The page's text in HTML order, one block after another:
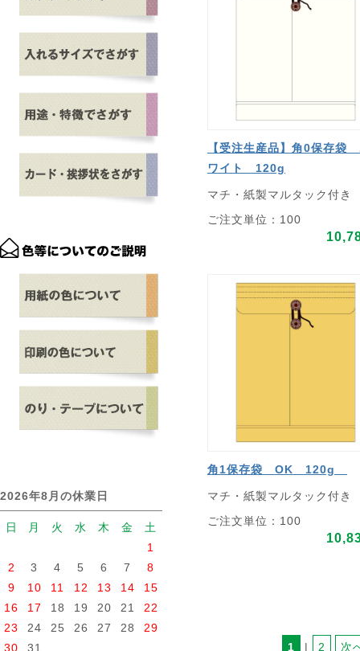
2026年8月の休業日
日 月 火 水 木 金
土
1
2
3 4 5 6 7
8
9
10 11 12 13 14
15
16
17 18 19 20 21
22
23
24 25 26 27 28
29
30
31
【受注生産品】角0保存袋
ワイト 120g
マチ・紙製マルタック付き
ご注文単位：100
角1保存袋 OK 120g
マチ・紙製マルタック付き
ご注文単位：100
1 | 2 次